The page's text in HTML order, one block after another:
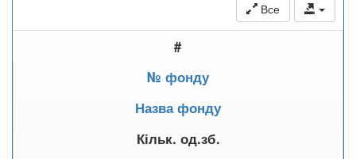
Все
#
№ фонду
Назва фонду
Кільк. од.зб.